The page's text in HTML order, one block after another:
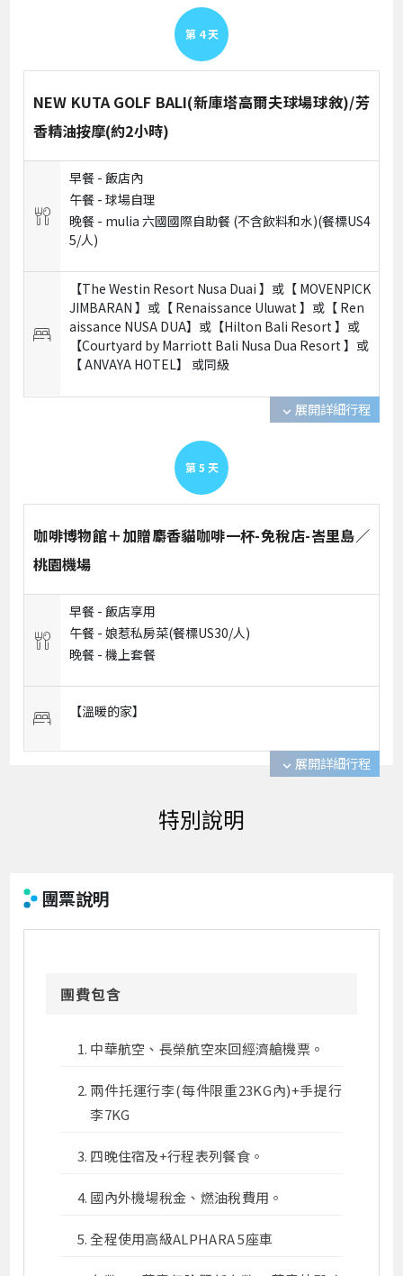
第 4 天
NEW KUTA GOLF BALI(新庫塔高爾夫球場球敘)/芳
香精油按摩(約2小時)
早餐 -飯店內
午餐 -球場自理
晚餐 - mulia 六國國際自助餐 (不含飲料和水)(餐標US4
5/人)
【The Westin Resort Nusa Duai 】或【 MOVENPICK
JIMBARAN 】或【 Renaissance Uluwat 】或【 Ren
aissance NUSA DUA】或【Hilton Bali Resort 】或
【Courtyard by Marriott Bali Nusa Dua Resort 】或
【 ANVAYA HOTEL】 或同級
expand_more 展開詳細行程
第 5 天
咖啡博物館＋加贈麝香貓咖啡一杯-免稅店-峇里島／
桃園機場
早餐 -飯店享用
午餐 -娘惹私房菜(餐標US30/人)
晚餐 -機上套餐
【溫暖的家】
expand_more 展開詳細行程
團票說明
團費包含
中華航空、長榮航空來回經濟艙機票。
兩件托運行李(每件限重23KG內)+手提行
李7KG
四晚住宿及+行程表列餐食。
國內外機場稅金、燃油稅費用。
全程使用高級ALPHARA 5座車